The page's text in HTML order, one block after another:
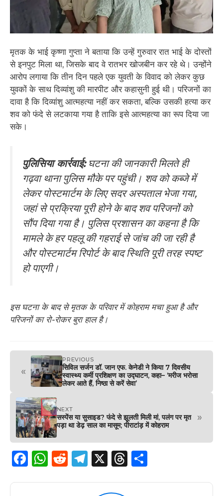
​मृतक के भाई कृष्णा गुप्ता ने बताया कि उन्हें गुरुवार रात भाई के दोस्तों
से इनपुट मिला था, जिसके बाद वे रातभर खोजबीन कर रहे थे। उन्होंने
आरोप लगाया कि तीन दिन पहले एक युवती के विवाद को लेकर कुछ
युवकों के साथ दिव्यांशु की मारपीट और कहासुनी हुई थी। परिजनों का
दावा है कि दिव्यांशु आत्महत्या नहीं कर सकता, बल्कि उसकी हत्या कर
शव को फंदे से लटकाया गया है ताकि इसे आत्महत्या का रूप दिया जा
सके।
पुलिसिया कार्रवाई:घटना की जानकारी मिलते ही
गढ़वा थाना पुलिस मौके पर पहुंची। शव को कब्जे में
लेकर पोस्टमार्टम के लिए सदर अस्पताल भेजा गया,
जहां से प्रक्रिया पूरी होने के बाद शव परिजनों को
सौंप दिया गया है। पुलिस प्रशासन का कहना है कि
मामले के हर पहलू की गहराई से जांच की जा रही है
और पोस्टमार्टम रिपोर्ट के बाद स्थिति पूरी तरह स्पष्ट
हो पाएगी।
इस घटना के बाद से मृतक के परिवार में कोहराम मचा हुआ है और
परिजनों का रो-रोकर बुरा हाल है।
«
PREVIOUS
सिविल सर्जन डॉ. जान एफ. केनेडी ने किया 7 दिवसीय
स्वास्थ्य कर्मी प्रशिक्षण का उद्घाटन, कहा– ‘मरीज भरोसा
लेकर आते हैं, निष्ठा से करें सेवा’
NEXT
सस्पेंस या सुसाइड? फंदे से झूलती मिली मां, पलंग पर मृत
पड़ा था डेढ़ साल का मासूम; पीराटांड़ में कोहराम
»
F
W R
T
X
T